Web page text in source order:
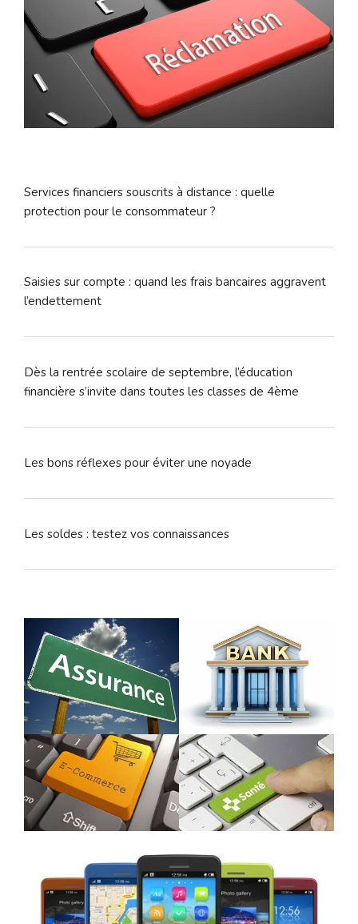
Services financiers souscrits à distance : quelle
protection pour le consommateur ?
Saisies sur compte : quand les frais bancaires aggravent
l’endettement
Dès la rentrée scolaire de septembre, l’éducation
financière s’invite dans toutes les classes de 4ème
Les bons réflexes pour éviter une noyade
Les soldes : testez vos connaissances